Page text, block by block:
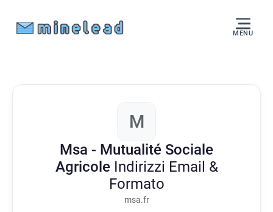
MENU
M
Msa - Mutualité Sociale
Agricole Indirizzi Email &
Formato
msa.fr